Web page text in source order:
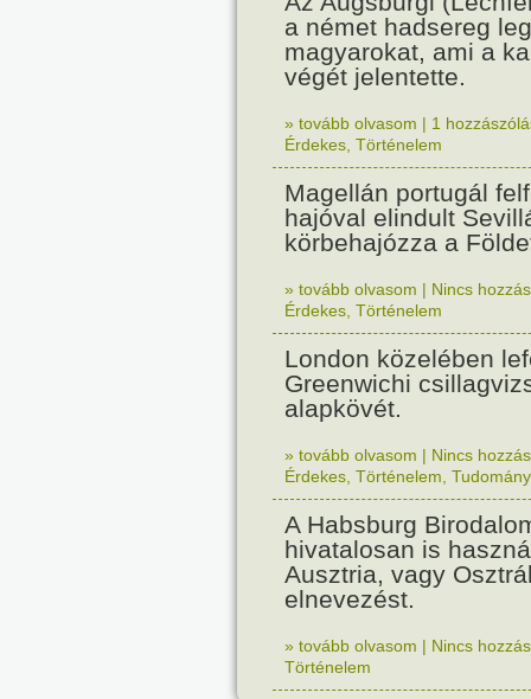
a német hadsereg
magyarokat, ami a
végét jelentette.
» tovább olvasom | 1
Érdekes Történelem
Magellán portugál
hajóval elindult
körbehajózza a
» tovább olvasom | Nincs
Érdekes Történelem
London közelében
Greenwichi
alapkövét.
» tovább olvasom | Nincs
Érdekes Történelem Tudomány
A Habsburg
hivatalosan is
Ausztria, vagy
elnevezést.
» tovább olvasom | Nincs
Történelem